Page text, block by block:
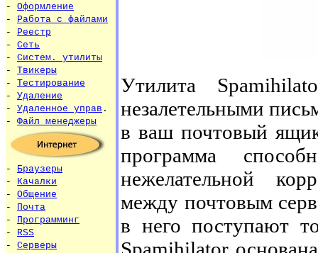
- Оформление
- Работа с файлами
- Реестр
- Сеть
- Систем. утилиты
- Твикеры
- Тестирование
- Удаление
- Удаленное управ .
- Файл менеджеры
- Браузеры
- Качалки
- Общение
- Почта
- Программинг
- RSS
- Серверы
Утилита
незалетельными
в ваш почтовый
программа
нежелательной
между почтовым
в него поступают